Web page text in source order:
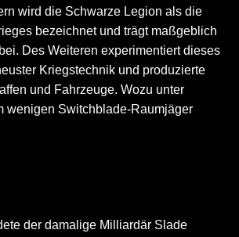
wird die Schwarze Legion als die
bezeichnet und trägt maßgeblich
Des Weiteren experimentiert dieses
Kriegstechnik und produzierte
und Fahrzeuge. Wozu unter
wenigen Switchblade-Raumjäger
der damalige Milliardär Slade